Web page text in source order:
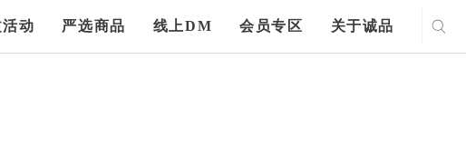
动 严选商品 线上DM 会员专区 关于诚品